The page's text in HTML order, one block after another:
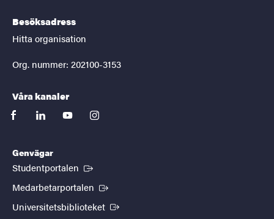
Besöksadress
Hitta organisation
Org. nummer: 202100-3153
Våra kanaler
facebooklinkedinyoutubeinstagram
Genvägar
Studentportalen (Extern länk)
Medarbetarportalen (Extern länk)
Universitetsbiblioteket (Extern länk)